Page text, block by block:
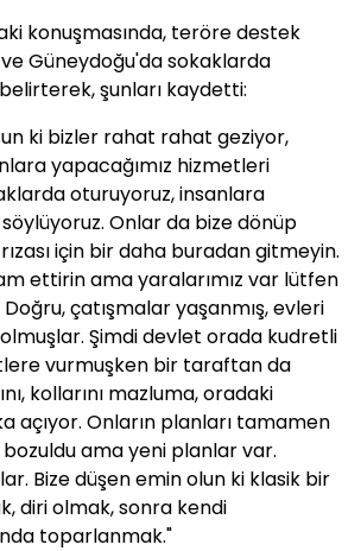
konuşmasında, teröre destek
Güneydoğu'da sokaklarda
şunları kaydetti:
ki bizler rahat rahat geziyor,
yapacağımız hizmetleri
oturuyoruz, insanlara
söylüyoruz. Onlar da bize dönüp
için bir daha buradan gitmeyin.
ettirin ama yaralarımız var lütfen
Doğru, çatışmalar yaşanmış, evleri
olmuşlar. Şimdi devlet orada kudretli
vurmuşken bir taraftan da
kollarını mazluma, oradaki
açıyor. Onların planları tamamen
ama yeni planlar var.
Bize düşen emin olun ki klasik bir
diri olmak, sonra kendi
toparlanmak."